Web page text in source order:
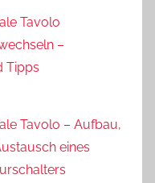
Tavolo
–
Tipps
Tavolo – Aufbau,
eines